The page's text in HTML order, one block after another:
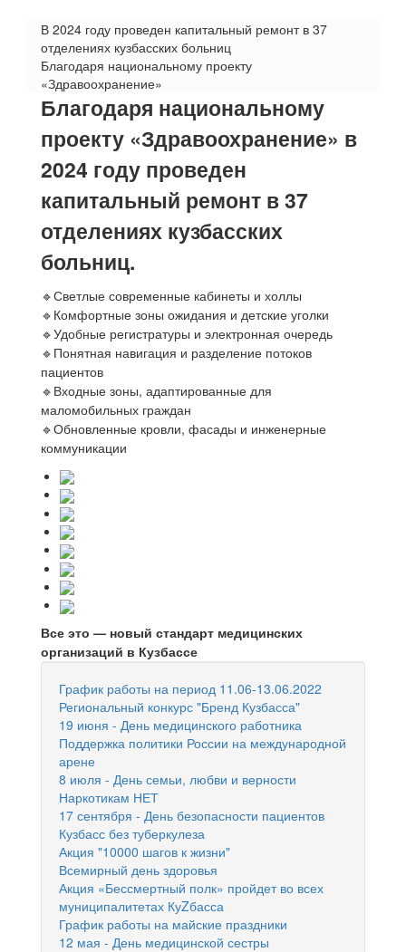
В 2024 году проведен капитальный ремонт в 37
отделениях кузбасских больниц
Благодаря национальному проекту
«Здравоохранение»
Благодаря национальному
проекту «Здравоохранение» в
2024 году проведен
капитальный ремонт в 37
отделениях кузбасских
больниц.
🔹Светлые современные кабинеты и холлы
🔹Комфортные зоны ожидания и детские уголки
🔹Удобные регистратуры и электронная очередь
🔹Понятная навигация и разделение потоков
пациентов
🔹Входные зоны, адаптированные для
маломобильных граждан
🔹Обновленные кровли, фасады и инженерные
коммуникации
Все это — новый стандарт медицинских
организаций в Кузбассе
График работы на период 11.06-13.06.2022
Региональный конкурс "Бренд Кузбасса"
19 июня - День медицинского работника
Поддержка политики России на международной
арене
8 июля - День семьи, любви и верности
Наркотикам НЕТ
17 сентября - День безопасности пациентов
Кузбасс без туберкулеза
Акция "10000 шагов к жизни"
Всемирный день здоровья
Акция «Бессмертный полк» пройдет во всех
муниципалитетах КуZбасса
График работы на майские праздники
12 мая - День медицинской сестры